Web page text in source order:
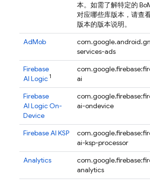
本。如需了解特定的
对应哪些库版本，请查
版本的版本说明。
AdMob
services-ads
Firebase
AI Logic 1
ai
Firebase
AI Logic On-
Device
ai-ondevice
Firebase AI KSP
ai-ksp-processor
Analytics
analytics